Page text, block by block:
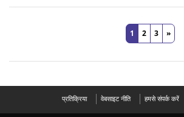
1 2 3 »
प्रतिक्रिया वेबसाइट नीति हमसे संपर्क करें